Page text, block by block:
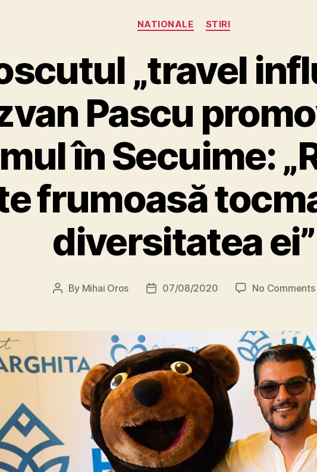
Categories
NATIONALE STIRI
„travel
Pascu
în Secuime:
frumoasă
diversitatea ei”
Post
By Mihai Oros
Post07/08/2020 No Comments
în